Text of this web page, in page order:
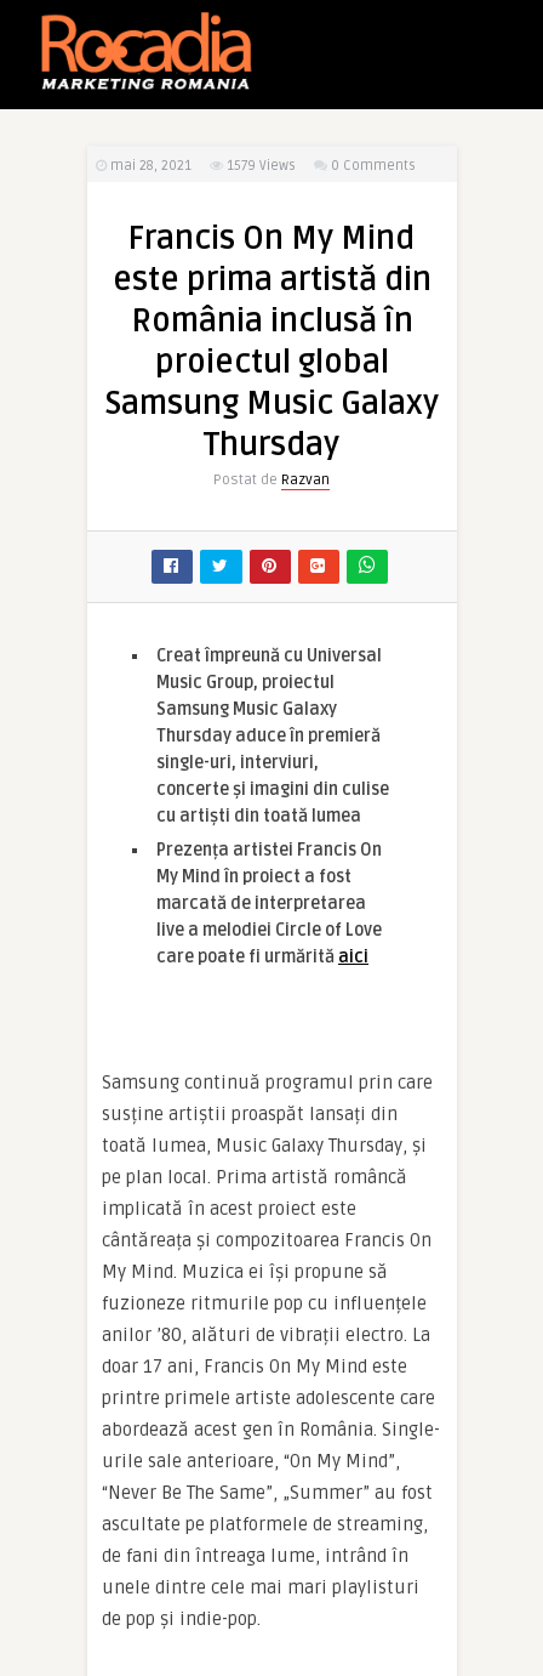
mai 28, 2021 1579 Views 0 Comments
Francis On My Mind
este prima artistă din
România inclusă în
proiectul global
Samsung Music Galaxy
Thursday
Postat de Razvan
Creat împreună cu Universal
Music Group, proiectul
Samsung Music Galaxy
Thursday aduce în premieră
single-uri, interviuri,
concerte și imagini din culise
cu artiști din toată lumea
Prezența artistei Francis On
My Mind în proiect a fost
marcată de interpretarea
live a melodiei Circle of Love
care poate fi urmărită aici
Samsung continuă programul prin care
susține artiștii proaspăt lansați din
toată lumea, Music Galaxy Thursday, și
pe plan local. Prima artistă româncă
implicată în acest proiect este
cântăreața și compozitoarea Francis On
My Mind. Muzica ei își propune să
fuzioneze ritmurile pop cu influențele
anilor ’80, alături de vibrații electro. La
doar 17 ani, Francis On My Mind este
printre primele artiste adolescente care
abordează acest gen în România. Single-
urile sale anterioare, “On My Mind”,
“Never Be The Same”, „Summer” au fost
ascultate pe platformele de streaming,
de fani din întreaga lume, intrând în
unele dintre cele mai mari playlisturi
de pop și indie-pop.